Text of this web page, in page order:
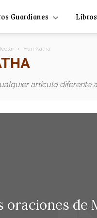
Guardianes
Hari Katha
articulo diferente
oraciones de